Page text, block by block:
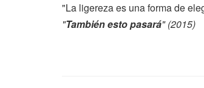
"La ligereza es una forma de
"También esto pasará" (2015)